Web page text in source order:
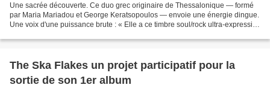
Une sacrée découverte. Ce duo grec originaire de Thessalonique — formé
par Maria Mariadou et George Keratsopoulos — envoie une énergie dingue.
Une voix d'une puissance brute : « Elle a ce timbre soul/rock ultra-expressif
The Ska Flakes un projet participatif pour la
sortie de son 1er album